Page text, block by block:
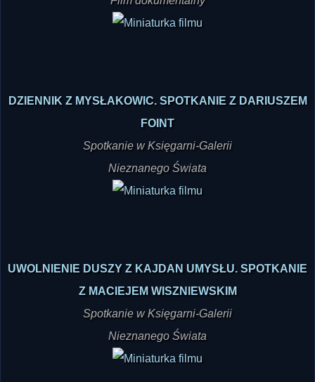
DZIENNIK Z MYSŁAKOWIC. SPOTKANIE Z DARIUSZEM
FOINT
Spotkanie w Księgarni-Galerii
Nieznanego Świata
UWOLNIENIE DUSZY Z KAJDAN UMYSŁU. SPOTKANIE
Z MACIEJEM WISZNIEWSKIM
Spotkanie w Księgarni-Galerii
Nieznanego Świata